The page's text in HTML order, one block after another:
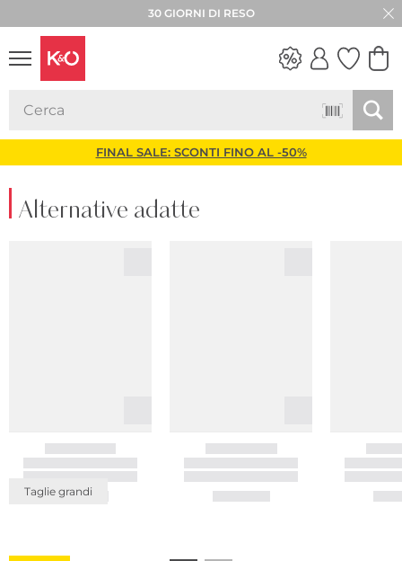
30 GIORNI DI RESO
FINAL SALE: SCONTI FINO AL -50%
Alternative adatte
Taglie grandi